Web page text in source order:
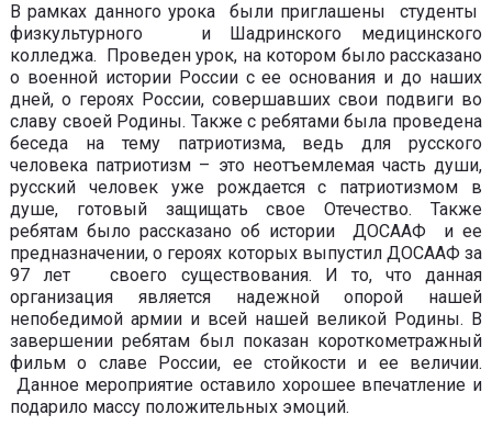
В рамках данного урока были приглашены студенты
физкультурного и Шадринского медицинского
колледжа. Проведен урок, на котором было рассказано
о военной истории России с ее основания и до наших
дней, о героях России, совершавших свои подвиги во
славу своей Родины. Также с ребятами была проведена
беседа на тему патриотизма, ведь для русского
человека патриотизм – это неотъемлемая часть души,
русский человек уже рождается с патриотизмом в
душе, готовый защищать свое Отечество. Также
ребятам было рассказано об истории ДОСААФ и ее
предназначении, о героях которых выпустил ДОСААФ за
97 лет своего существования. И то, что данная
организация является надежной опорой нашей
непобедимой армии и всей нашей великой Родины. В
завершении ребятам был показан короткометражный
фильм о славе России, ее стойкости и ее величии.
Данное мероприятие оставило хорошее впечатление и
подарило массу положительных эмоций.